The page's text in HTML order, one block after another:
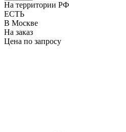
На территории РФ
ЕСТЬ
В Москве
На заказ
Цена по запросу